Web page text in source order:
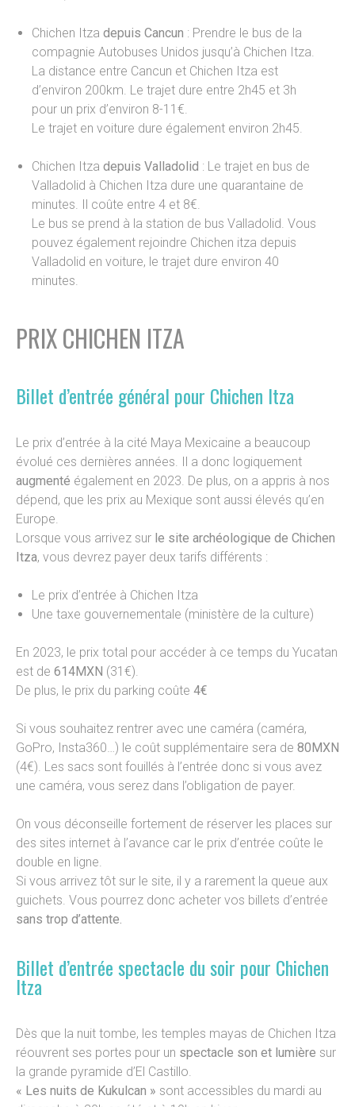
Chichen Itza depuis Cancun : Prendre le bus de la
compagnie Autobuses Unidos jusqu’à Chichen Itza.
La distance entre Cancun et Chichen Itza est
d’environ 200km. Le trajet dure entre 2h45 et 3h
pour un prix d’environ 8-11€.
Le trajet en voiture dure également environ 2h45.
Chichen Itza depuis Valladolid : Le trajet en bus de
Valladolid à Chichen Itza dure une quarantaine de
minutes. Il coûte entre 4 et 8€.
Le bus se prend à la station de bus Valladolid. Vous
pouvez également rejoindre Chichen itza depuis
Valladolid en voiture, le trajet dure environ 40
minutes.
PRIX CHICHEN ITZA
Billet d’entrée général pour Chichen Itza
Le prix d’entrée à la cité Maya Mexicaine a beaucoup
évolué ces dernières années. Il a donc logiquement
augmenté également en 2023. De plus, on a appris à nos
dépend, que les prix au Mexique sont aussi élevés qu’en
Europe.
Lorsque vous arrivez sur le site archéologique de Chichen
Itza, vous devrez payer deux tarifs différents :
Le prix d’entrée à Chichen Itza
Une taxe gouvernementale (ministère de la culture)
En 2023, le prix total pour accéder à ce temps du Yucatan
est de 614MXN (31€).
De plus, le prix du parking coûte 4€
Si vous souhaitez rentrer avec une caméra (caméra,
GoPro, Insta360…) le coût supplémentaire sera de 80MXN
(4€). Les sacs sont fouillés à l’entrée donc si vous avez
une caméra, vous serez dans l’obligation de payer.
On vous déconseille fortement de réserver les places sur
des sites internet à l’avance car le prix d’entrée coûte le
double en ligne.
Si vous arrivez tôt sur le site, il y a rarement la queue aux
guichets. Vous pourrez donc acheter vos billets d’entrée
sans trop d’attente.
Billet d’entrée spectacle du soir pour Chichen
Itza
Dès que la nuit tombe, les temples mayas de Chichen Itza
réouvrent ses portes pour un spectacle son et lumière sur
la grande pyramide d’El Castillo.
« Les nuits de Kukulcan » sont accessibles du mardi au